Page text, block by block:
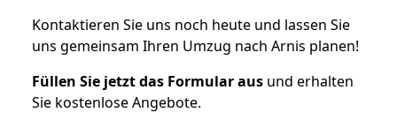
Kontaktieren Sie uns noch heute und lassen Sie
uns gemeinsam Ihren Umzug nach Arnis planen!
Füllen Sie jetzt das Formular aus und erhalten
Sie kostenlose Angebote.